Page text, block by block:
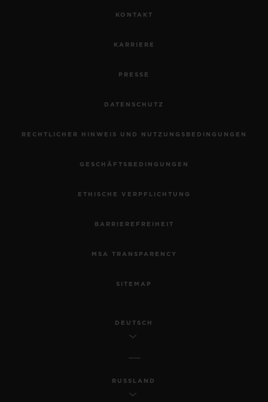
KONTAKT
KARRIERE
PRESSE
DATENSCHUTZ
RECHTLICHER HINWEIS UND NUTZUNGSBEDINGUNGEN
GESCHÄFTSBEDINGUNGEN
ETHISCHE VERPFLICHTUNG
BARRIEREFREIHEIT
MSA TRANSPARENCY
SITEMAP
DEUTSCH
RUSSLAND